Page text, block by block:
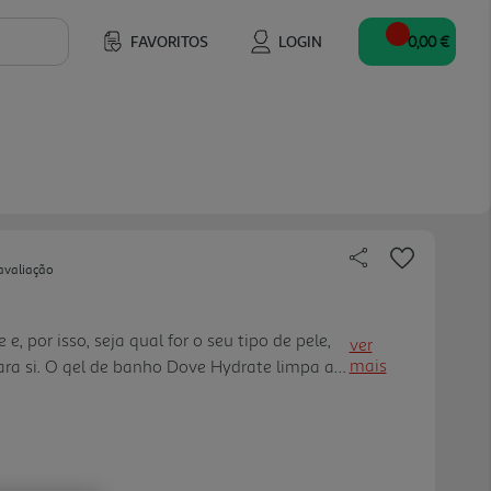
FAVORITOS LOGIN 0,00 €
e, por isso, seja qual for o seu tipo de pele,
si. O gel de banho Dove Hydrate limpa a
e suavidade desde o primeiro
da pele. Além de proporcionar um
gel de banho Dove cuida do planeta
ver
mais